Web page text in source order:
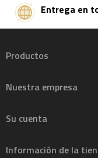
Entrega en
Productos
Nuestra empresa
Su cuenta
Información de la